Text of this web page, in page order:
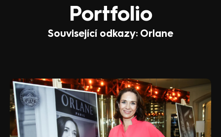
Portfolio
Související odkazy: Orlane